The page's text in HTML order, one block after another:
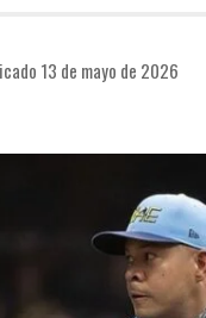
13 de mayo de 2026